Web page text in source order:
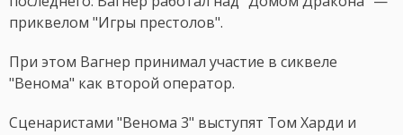
приквелом "Игры престолов".
При этом Вагнер принимал участие в сиквеле
"Венома" как второй оператор.
Сценаристами "Венома 3" выступят Том Харди и